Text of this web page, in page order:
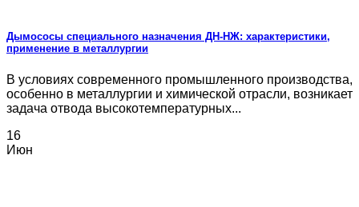
Дымососы специального назначения ДН-НЖ: характеристики,
применение в металлургии
В условиях современного промышленного производства,
особенно в металлургии и химической отрасли, возникает
задача отвода высокотемпературных...
16
Июн